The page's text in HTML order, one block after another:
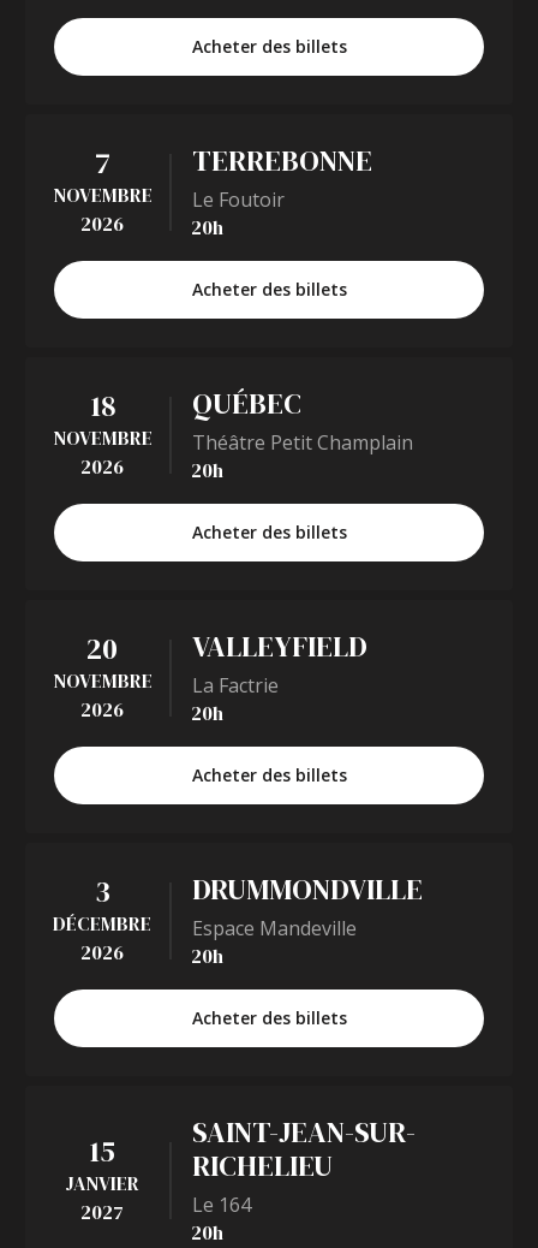
Acheter des billets
7
NOVEMBRE
2026
TERREBONNE
Le Foutoir
20h
Acheter des billets
18
NOVEMBRE
2026
QUÉBEC
Théâtre Petit Champlain
20h
Acheter des billets
20
NOVEMBRE
2026
VALLEYFIELD
La Factrie
20h
Acheter des billets
3
DÉCEMBRE
2026
DRUMMONDVILLE
Espace Mandeville
20h
Acheter des billets
15
JANVIER
2027
SAINT-JEAN-SUR-
RICHELIEU
Le 164
20h